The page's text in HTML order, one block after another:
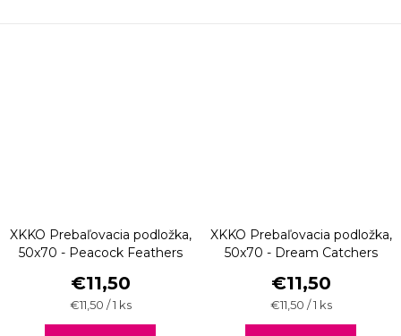
XKKO Prebaľovacia podložka,
50x70 - Peacock Feathers
€11,50
Jednotková
cena:
€11,50 / 1 ks
XKKO Prebaľovacia podložka,
50x70 - Dream Catchers
€11,50
Jednotková
cena:
€11,50 / 1 ks